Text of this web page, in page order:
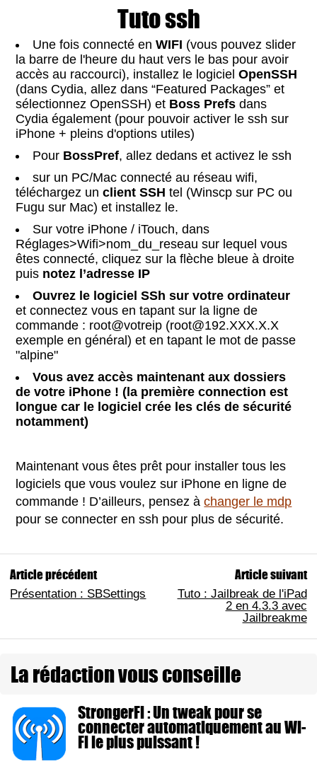
Tuto ssh
Une fois connecté enWIFI (vous pouvez slider
la barre de l'heure du haut vers le bas pour avoir
accès au raccourci), installez le logicielOpenSSH
(dans Cydia, allez dans “Featured Packages” et
sélectionnez OpenSSH) et Boss Prefs dans
Cydia également (pour pouvoir activer le ssh sur
iPhone + pleins d'options utiles)
Pour BossPref, allez dedans et activez le ssh
sur un PC/Mac connecté au réseau wifi,
téléchargez unclient SSH tel (Winscp sur PC ou
Fugu sur Mac) et installez le.
Sur votre iPhone / iTouch, dans
Réglages>Wifi>nom_du_reseau sur lequel vous
êtes connecté, cliquez sur la flèche bleue à droite
puis notez l’adresse IP
Ouvrez le logiciel SSh sur votre ordinateur
et connectez vous en tapant sur la ligne de
commande : root@votreip (root@192.XXX.X.X
exemple en général) et en tapant le mot de passe
"alpine"
Vous avez accès maintenant aux dossiers
de votre iPhone ! (la première connection est
longue car le logiciel crée les clés de sécurité
notamment)
Maintenant vous êtes prêt pour installer tous les
logiciels que vous voulez sur iPhone en ligne de
commande ! D’ailleurs, pensez àchanger le mdp
pour se connecter en ssh pour plus de sécurité.
Article précédent
Présentation : SBSettings
Article suivant
Tuto : Jailbreak de l'iPad
2 en 4.3.3 avec
Jailbreakme
La rédaction vous conseille
StrongerFi : Un tweak pour se
connecter automatiquement au Wi-
Fi le plus puissant !